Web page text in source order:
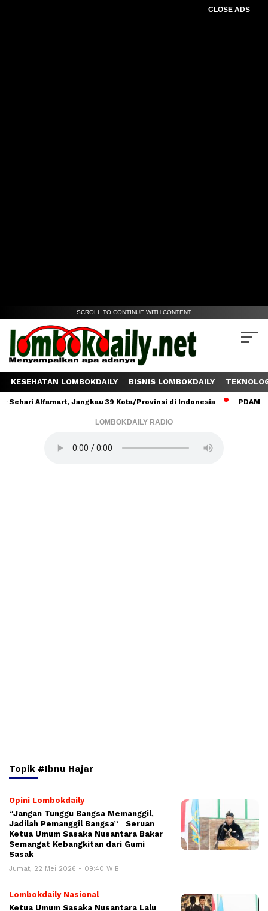
CLOSE ADS
SCROLL TO CONTINUE WITH CONTENT
KESEHATAN LOMBOKDAILY BISNIS LOMBOKDAILY
Alfamart, Jangkau 39 Kota/Provinsi di Indonesia PDAM
LOMBOKDAILY RADIO
Topik #Ibnu Hajar
Opini Lombokdaily
“Jangan Tunggu Bangsa Memanggil,
Jadilah Pemanggil Bangsa” Seruan
Ketua Umum Sasaka Nusantara Bakar
Semangat Kebangkitan dari Gumi
Sasak
Jumat, 22 Mei 2026 - 09:40 WIB
Lombokdaily Nasional
Ketua Umum Sasaka Nusantara Lalu